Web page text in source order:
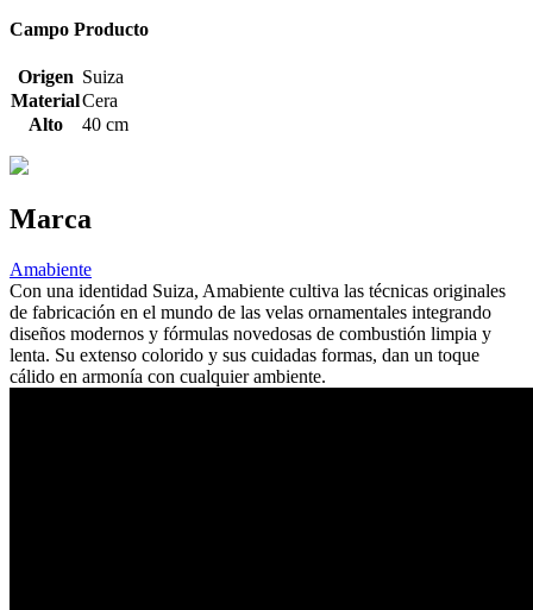
Campo Producto
Origen Suiza
MaterialCera
Alto
40 cm
Marca
Amabiente
Con una identidad Suiza, Amabiente cultiva las técnicas originales
de fabricación en el mundo de las velas ornamentales integrando
diseños modernos y fórmulas novedosas de combustión limpia y
lenta. Su extenso colorido y sus cuidadas formas, dan un toque
cálido en armonía con cualquier ambiente.